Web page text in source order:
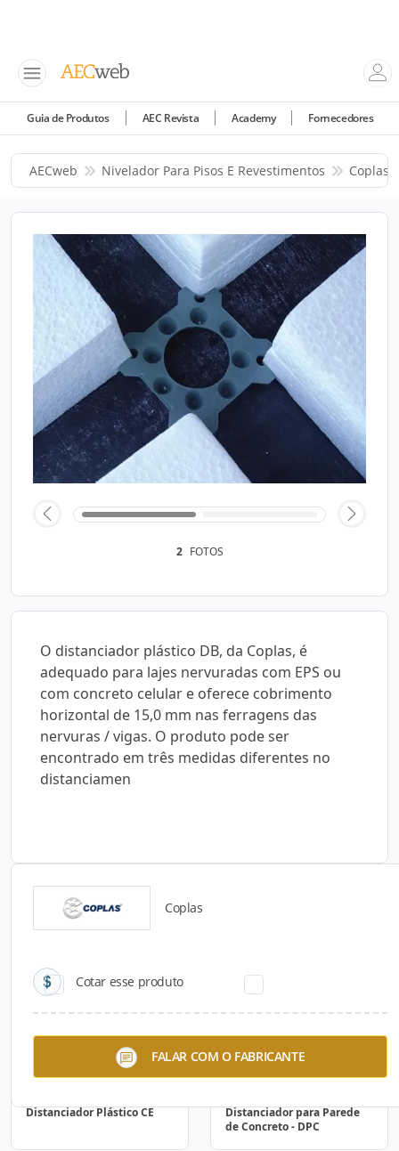
Guia de Produtos AEC Revista Academy Fornecedores
AECweb Nivelador Para Pisos E Revestimentos Coplas
2 FOTOS
O distanciador plástico DB, da Coplas, é
adequado para lajes nervuradas com EPS ou
com concreto celular e oferece cobrimento
horizontal de 15,0 mm nas ferragens das
nervuras / vigas. O produto pode ser
encontrado em três medidas diferentes no
distanciamen
Coplas
Cotar esse produto
FALAR COM O FABRICANTE
Catálogos para Download
Distanciador Plástico CE
Distanciador para Parede
de Concreto - DPC